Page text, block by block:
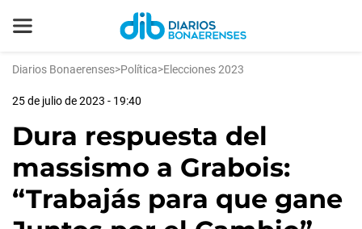
Diarios Bonaerenses>Política>Elecciones 2023
25 de julio de 2023 - 19:40
Dura respuesta del
massismo a Grabois:
“Trabajás para que gane